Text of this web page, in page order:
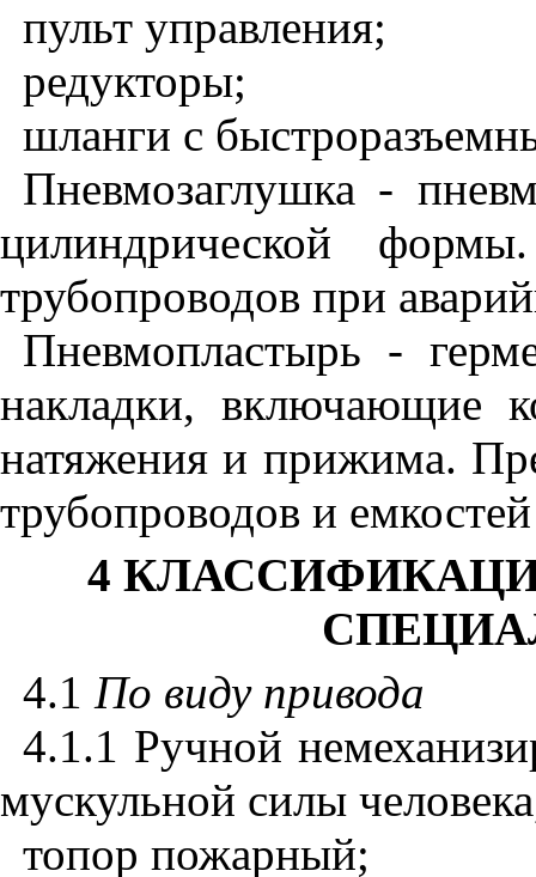
пульт управления;
редукторы;
шланги с
Пневмозаглушка -
цилиндрической
трубопроводов при
Пневмопластырь -
накладки, включающие
натяжения и прижима.
трубопроводов и
4
4.1 По виду привода
4.1.1 Ручной
мускульной силы
топор пожарный;